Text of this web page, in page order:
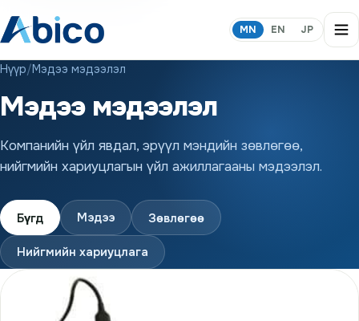
MN EN JP
Нүүр/Мэдээ мэдээлэл
Мэдээ мэдээлэл
Компанийн үйл явдал, эрүүл мэндийн зөвлөгөө,
нийгмийн хариуцлагын үйл ажиллагааны мэдээлэл.
Бүгд Мэдээ Зөвлөгөө
Нийгмийн хариуцлага